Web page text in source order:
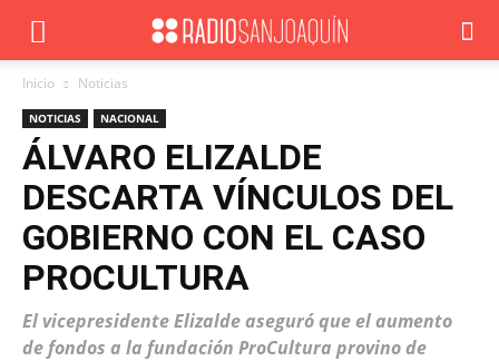
Inicio Noticias
NOTICIAS NACIONAL
ÁLVARO ELIZALDE
DESCARTA VÍNCULOS DEL
GOBIERNO CON EL CASO
PROCULTURA
El vicepresidente Elizalde aseguró que el aumento
de fondos a la fundación ProCultura provino de